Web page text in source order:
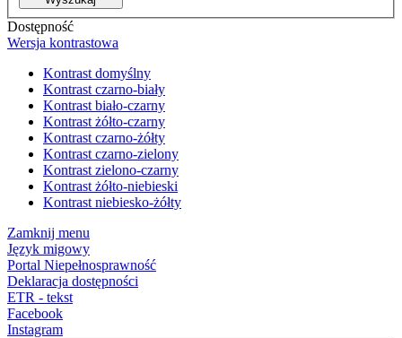
Dostępność
Wersja kontrastowa
Kontrast domyślny
Kontrast czarno-biały
Kontrast biało-czarny
Kontrast żółto-czarny
Kontrast czarno-żółty
Kontrast czarno-zielony
Kontrast zielono-czarny
Kontrast żółto-niebieski
Kontrast niebiesko-żółty
Zamknij menu
Język migowy
Portal Niepełnosprawność
Deklaracja dostępności
ETR - tekst
Facebook
Instagram